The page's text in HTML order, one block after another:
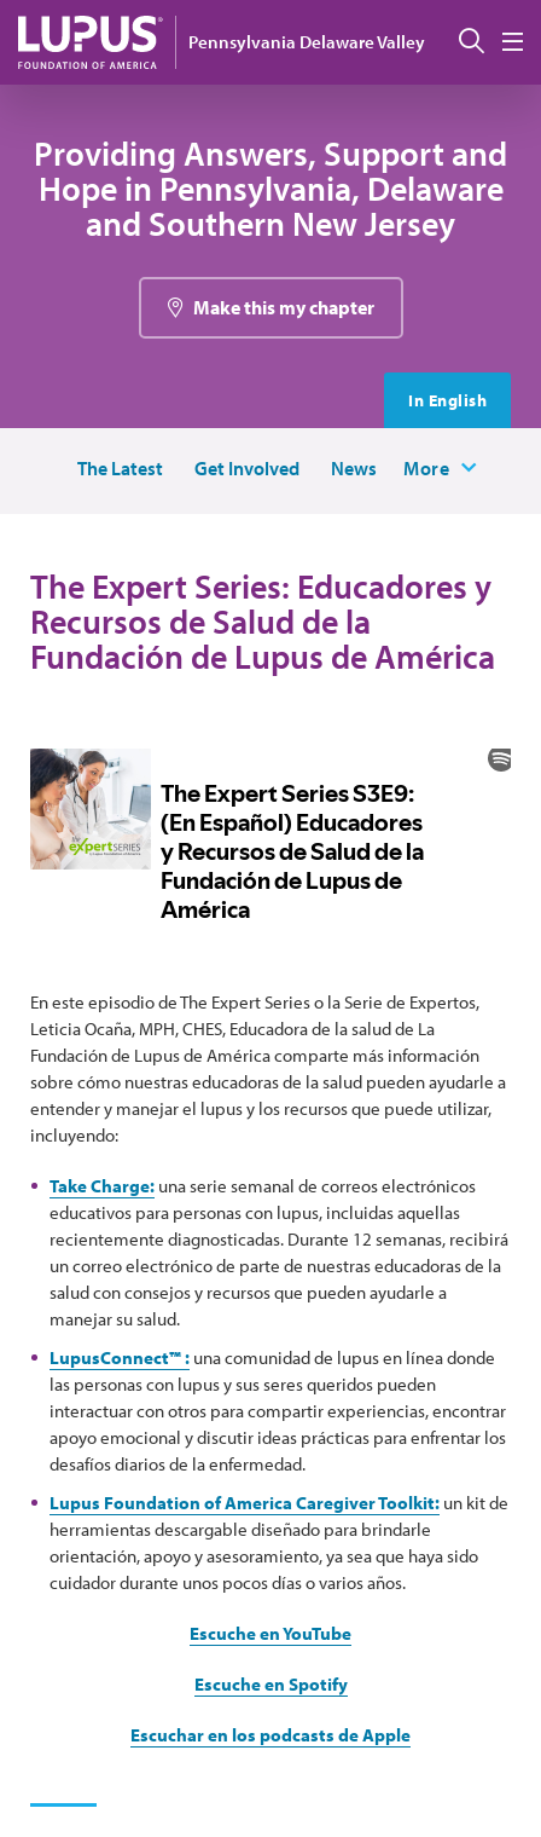
Pasar al contenido principal
Pennsylvania Delaware Valley
Providing Answers, Support and
Hope in Pennsylvania, Delaware
and Southern New Jersey
Make this my chapter
In English
The Latest Get Involved News More
The Expert Series: Educadores y
Recursos de Salud de la
Fundación de Lupus de América
En este episodio de The Expert Series o la Serie de Expertos,
Leticia Ocaña, MPH, CHES, Educadora de la salud de La
Fundación de Lupus de América comparte más información
sobre cómo nuestras educadoras de la salud pueden ayudarle a
entender y manejar el lupus y los recursos que puede utilizar,
incluyendo:
Take Charge: una serie semanal de correos electrónicos
educativos para personas con lupus, incluidas aquellas
recientemente diagnosticadas. Durante 12 semanas, recibirá
un correo electrónico de parte de nuestras educadoras de la
salud con consejos y recursos que pueden ayudarle a
manejar su salud.
LupusConnect™ : una comunidad de lupus en línea donde
las personas con lupus y sus seres queridos pueden
interactuar con otros para compartir experiencias, encontrar
apoyo emocional y discutir ideas prácticas para enfrentar los
desafíos diarios de la enfermedad.
Lupus Foundation of America Caregiver Toolkit: un kit de
herramientas descargable diseñado para brindarle
orientación, apoyo y asesoramiento, ya sea que haya sido
cuidador durante unos pocos días o varios años.
Escuche en YouTube
Escuche en Spotify
Escuchar en los podcasts de Apple